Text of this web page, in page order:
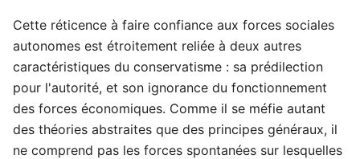
Cette réticence à faire confiance aux forces sociales
autonomes est étroitement reliée à deux autres
caractéristiques du conservatisme : sa prédilection
pour l'autorité, et son ignorance du fonctionnement
des forces économiques. Comme il se méfie autant
des théories abstraites que des principes généraux, il
ne comprend pas les forces spontanées sur lesquelles